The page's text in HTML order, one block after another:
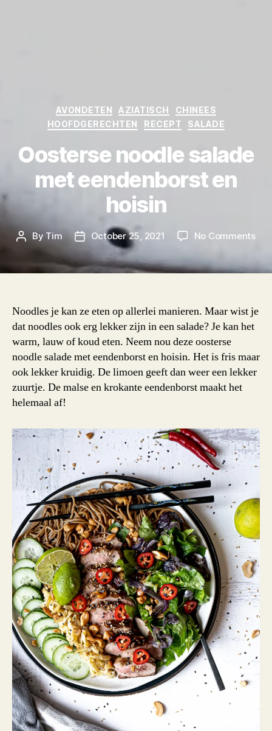
Categories
AVONDETEN AZIATISCH
CHINEES
HOOFDGERECHTEN
RECEPT SALADE
Oosterse noodle salade
met eendenborst en
hoisin
Post
author
By Tim
Post
date
October 25, 2021 No Commentson
en
Noodles je kan ze eten op allerlei manieren. Maar wist je
dat noodles ook erg lekker zijn in een salade? Je kan het
warm, lauw of koud eten. Neem nou deze oosterse
noodle salade met eendenborst en hoisin. Het is fris maar
ook lekker kruidig. De limoen geeft dan weer een lekker
zuurtje. De malse en krokante eendenborst maakt het
helemaal af!